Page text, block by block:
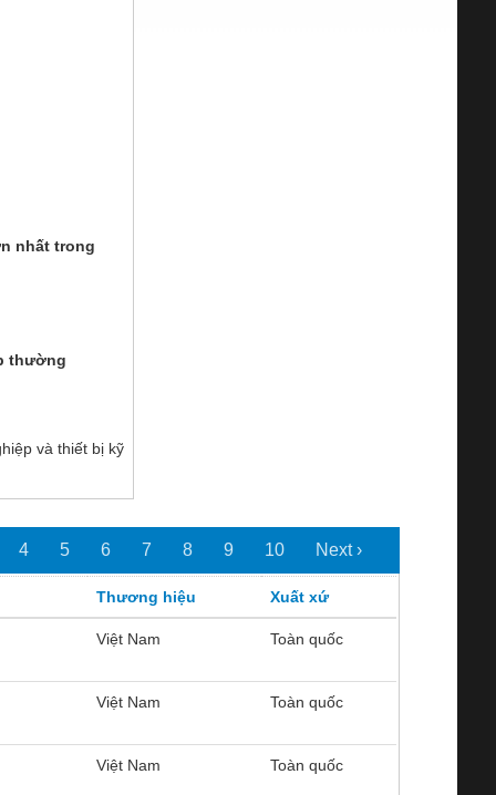
nhất trong
thường
và thiết bị kỹ
4 5 6 7 8 9 10 Next ›
Thương hiệu Xuất xứ
Việt Nam Toàn quốc
Việt Nam Toàn quốc
Việt Nam Toàn quốc